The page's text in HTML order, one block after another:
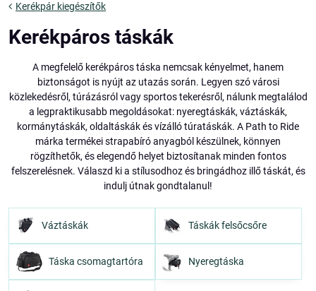
Kerékpár kiegészítők
Kerékpáros táskák
A megfelelő kerékpáros táska nemcsak kényelmet, hanem
biztonságot is nyújt az utazás során. Legyen szó városi
közlekedésről, túrázásról vagy sportos tekerésről, nálunk megtalálod
a legpraktikusabb megoldásokat: nyeregtáskák, váztáskák,
kormánytáskák, oldaltáskák és vízálló túratáskák. A Path to Ride
márka termékei strapabíró anyagból készülnek, könnyen
rögzíthetők, és elegendő helyet biztosítanak minden fontos
felszerelésnek. Válaszd ki a stílusodhoz és bringádhoz illő táskát, és
indulj útnak gondtalanul!
Váztáskák Táskák felsőcsőre
Táska csomagtartóra Nyeregtáska